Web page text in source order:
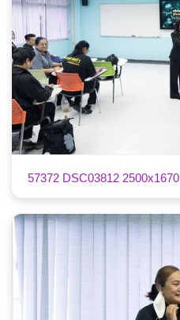
57372 DSC03812 2500x1670